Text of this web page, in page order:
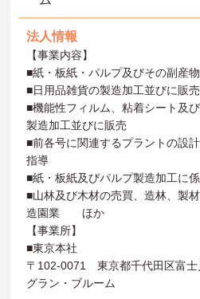
法人情報
【事業内容】
■紙・板紙・パルプ及びその副産
■日用品雑貨の製造加工並びに販売
■機能性フィルム、粘着シート及
製造加工並びに販売
■前各号に関連するプラントの設
指導
■紙・板紙及びパルプ製造加工に
■山林及び木材の売買、造林、製
造園業 ほか
【事業所】
■東京本社
〒102-0071 東京都千代田区富
グラン・ブルーム